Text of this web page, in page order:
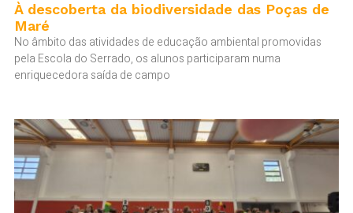
À descoberta da biodiversidade das Poças de
Maré
No âmbito das atividades de educação ambiental promovidas
pela Escola do Serrado, os alunos participaram numa
enriquecedora saída de campo